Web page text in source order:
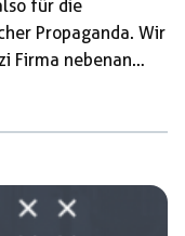
für die
Propaganda. Wir
Firma nebenan